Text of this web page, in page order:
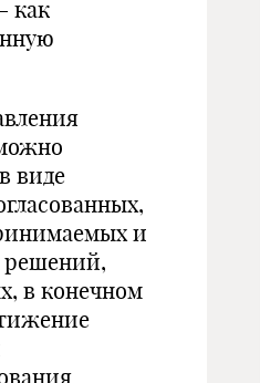
как
виде
и
решений,
в конечном